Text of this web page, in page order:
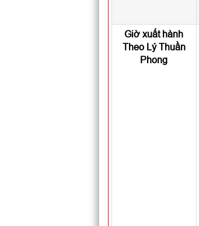
Giờ xuất hành
Theo Lý Thuần
Phong